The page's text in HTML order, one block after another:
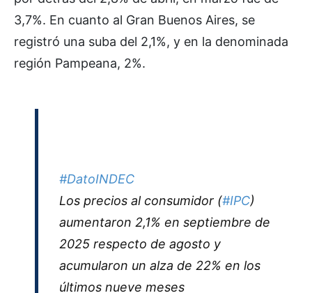
3,7%. En cuanto al Gran Buenos Aires, se
registró una suba del 2,1%, y en la denominada
región Pampeana, 2%.
#DatoINDEC
Los precios al consumidor (#IPC)
aumentaron 2,1% en septiembre de
2025 respecto de agosto y
acumularon un alza de 22% en los
últimos nueve meses